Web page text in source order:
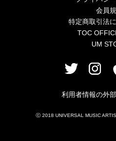
会員
特定商取引法
TOC
UM
利用者情報の外
ⓒ 2018 UNIVERSAL MUSIC